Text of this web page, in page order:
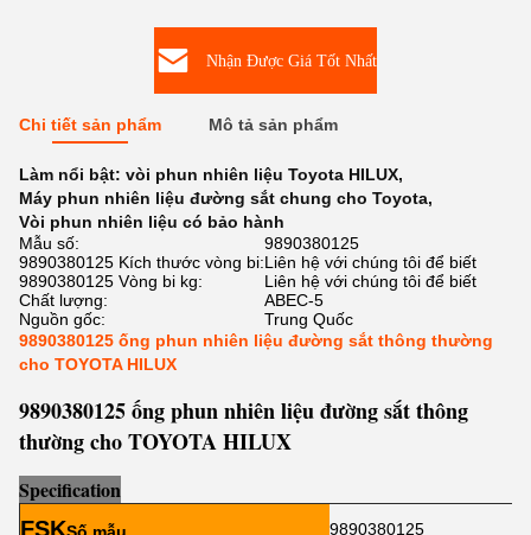
Nhận Được Giá Tốt Nhất
Chi tiết sản phẩm Mô tả sản phẩm
Làm nổi bật: vòi phun nhiên liệu Toyota HILUX,
Máy phun nhiên liệu đường sắt chung cho Toyota,
Vòi phun nhiên liệu có bảo hành
Mẫu số:
9890380125
9890380125 Kích thước vòng bi:Liên hệ với chúng tôi để biết
9890380125 Vòng bi kg:
Liên hệ với chúng tôi để biết
Chất lượng:
ABEC-5
Nguồn gốc:
Trung Quốc
9890380125 ống phun nhiên liệu đường sắt thông thường
cho TOYOTA HILUX
9890380125 ống phun nhiên liệu đường sắt thông
thường cho TOYOTA HILUX
Specification
FSK 9890380125